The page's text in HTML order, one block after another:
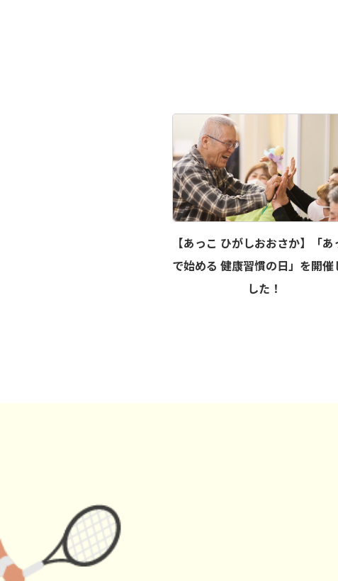
【あっこ ひがしおおさか】「あ
で始める 健康習慣の日」を開催
した！